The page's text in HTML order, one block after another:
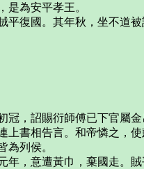
為安平孝王。
復國。其年秋，坐不道被
，詔賜衍師傅已下官屬
書相告言。和帝憐之，
為列侯。
，意遭黃巾，棄國走。